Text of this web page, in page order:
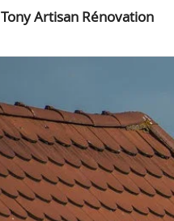
Tony Artisan Rénovation